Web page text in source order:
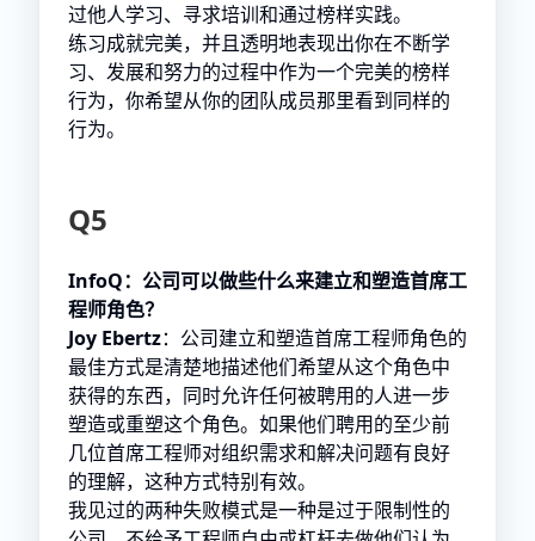
过他人学习、寻求培训和通过榜样实践。
练习成就完美，并且透明地表现出你在不断学
习、发展和努力的过程中作为一个完美的榜样
行为，你希望从你的团队成员那里看到同样的
行为。
Q5
InfoQ：公司可以做些什么来建立和塑造首席工
程师角色？
Joy Ebertz：公司建立和塑造首席工程师角色的
最佳方式是清楚地描述他们希望从这个角色中
获得的东西，同时允许任何被聘用的人进一步
塑造或重塑这个角色。如果他们聘用的至少前
几位首席工程师对组织需求和解决问题有良好
的理解，这种方式特别有效。
我见过的两种失败模式是一种是过于限制性的